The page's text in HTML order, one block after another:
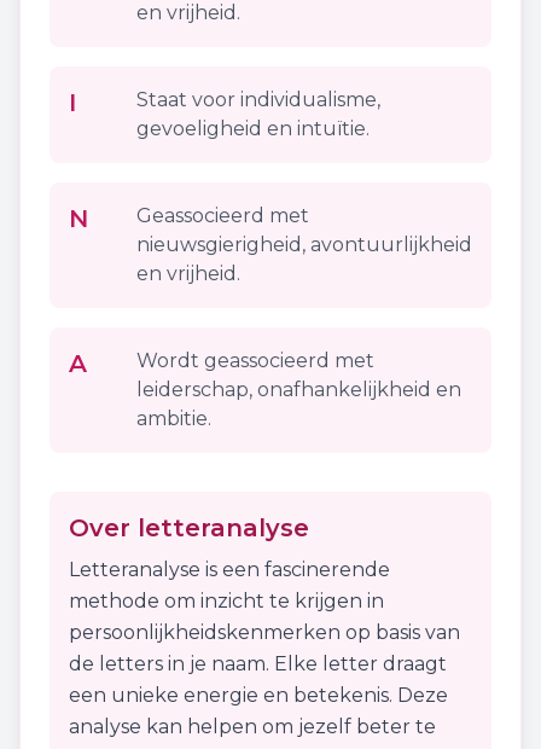
en vrijheid.
I
Staat voor individualisme,
gevoeligheid en intuïtie.
N
Geassocieerd met
nieuwsgierigheid, avontuurlijkheid
en vrijheid.
A
Wordt geassocieerd met
leiderschap, onafhankelijkheid en
ambitie.
Over letteranalyse
Letteranalyse is een fascinerende
methode om inzicht te krijgen in
persoonlijkheidskenmerken op basis van
de letters in je naam. Elke letter draagt
een unieke energie en betekenis. Deze
analyse kan helpen om jezelf beter te